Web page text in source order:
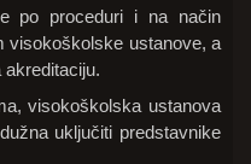
po proceduri i na način
visokoškolske ustanove, a
visokoškolska ustanova
uključiti predstavnike